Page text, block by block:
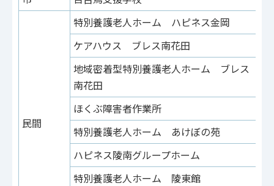
民間
特別養護老人ホーム ハピネス金岡
ケアハウス ブレス南花田
地域密着型特別養護老人ホーム ブレス
南花田
ほくぶ障害者作業所
特別養護老人ホーム あけぼの苑
ハピネス陵南グループホーム
特別養護老人ホーム 陵東館